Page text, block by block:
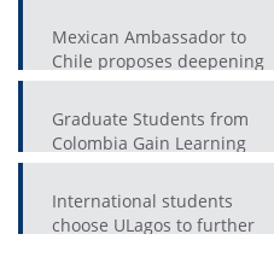
Mexican Ambassador to
Chile proposes deepening
the Research and Public
EducationAgenda in
Graduate Students from
Colombia Gain Learning
Experiences at ULagos
International students
choose ULagos to further